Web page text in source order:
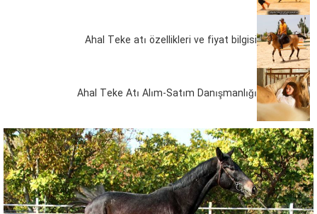
Ahal Teke atı özellikleri ve fiyat bilgisi
Ahal Teke Atı Alım-Satım Danışmanlığı